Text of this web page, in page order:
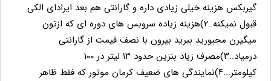
گیربکس هزینه خیلی زیادی داره و گارانتی هم بعد ایرادای الکی
قبول نمیکنه..۲)هزینه زیاده سروبس های دوره ای که ازتون
میگیرن مجبورید ببرید بیرون با نصف قیمت از گارانتی
درمیاد..۳)مصرف زیاد بنزین حدود ۱۳ لیتر در ۱۰۰
کیلومتر...۴)نمایندگی های ضعیف کرمان موتور که فقط ظاهر